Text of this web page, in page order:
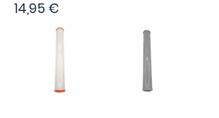
Preis
14,95 €